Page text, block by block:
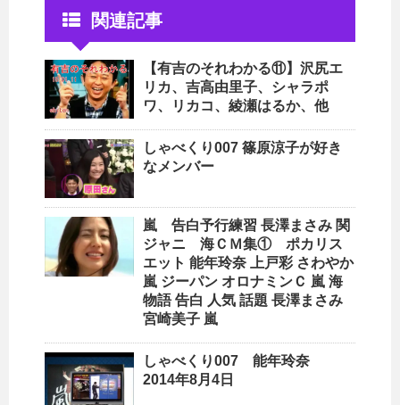
関連記事
【有吉のそれわかる⑪】沢尻エ
リカ、吉高由里子、シャラポ
ワ、リカコ、綾瀬はるか、他
しゃべくり007 篠原涼子が好き
なメンバー
嵐 告白予行練習 長澤まさみ 関
ジャニ 海ＣＭ集① ポカリス
エット 能年玲奈 上戸彩 さわやか
嵐 ジーパン オロナミンＣ 嵐 海
物語 告白 人気 話題 長澤まさみ
宮崎美子 嵐
しゃべくり007 能年玲奈
2014年8月4日